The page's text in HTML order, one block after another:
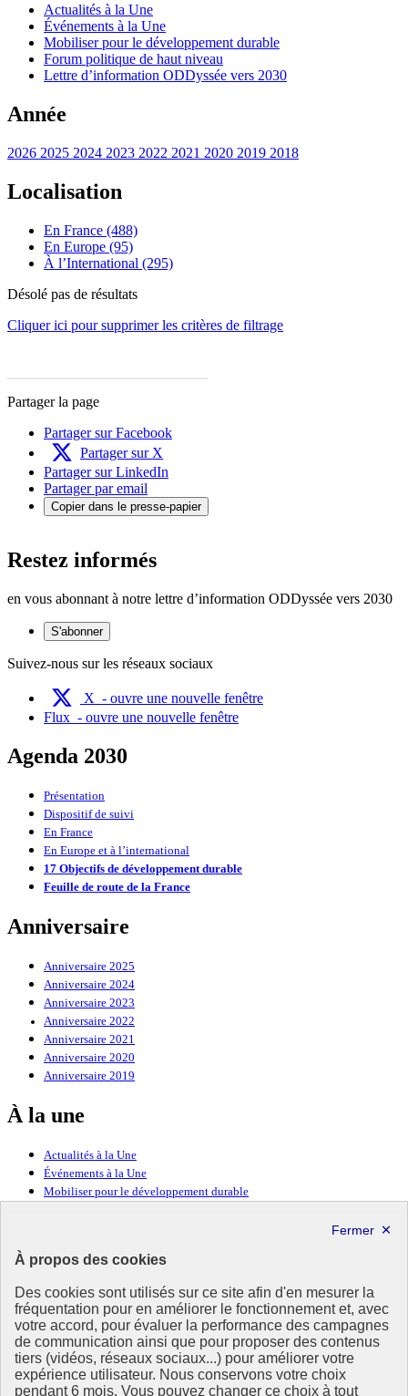
À propos des cookies
Des cookies sont utilisés sur ce site afin d'en mesurer la
fréquentation pour en améliorer le fonctionnement et, avec
votre accord, pour évaluer la performance des campagnes
de communication ainsi que pour proposer des contenus
tiers (vidéos, réseaux sociaux...) pour améliorer votre
expérience utilisateur. Nous conservons votre choix
pendant 6 mois. Vous pouvez changer ce choix à tout
Actualités à la Une
Événements à la Une
Mobiliser pour le développement durable
Forum politique de haut niveau
Lettre d’information ODDyssée vers 2030
Année
2026 2025 2024 2023 2022 2021 2020 2019 2018
Localisation
En France (488)
En Europe (95)
À l’International (295)
Désolé pas de résultats
Cliquer ici pour supprimer les critères de filtrage
Partager la page
Partager sur Facebook
Partager sur X
Partager sur LinkedIn
Partager par email
Copier dans le presse-papier
Restez informés
en vous abonnant à notre lettre d’information ODDyssée vers 2030
S'abonner
Suivez-nous sur les réseaux sociaux
X - ouvre une nouvelle fenêtre
Flux - ouvre une nouvelle fenêtre
Agenda 2030
Présentation
Dispositif de suivi
En France
En Europe et à l’international
17 Objectifs de développement durable
Feuille de route de la France
Anniversaire
Anniversaire 2025
Anniversaire 2024
Anniversaire 2023
Anniversaire 2022
Anniversaire 2021
Anniversaire 2020
Anniversaire 2019
À la une
Actualités à la Une
Événements à la Une
Mobiliser pour le développement durable
Ressources
Ressources
La Méth’ODD
Gouvernement
Ce site propose l’information de référence concernant l’Agenda